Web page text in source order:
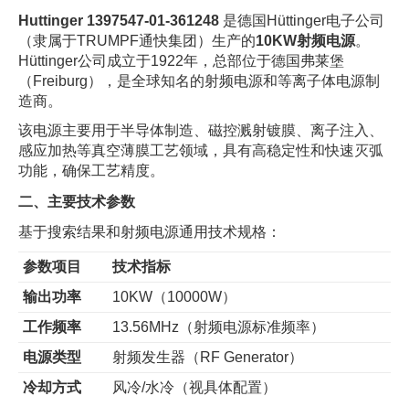
Huttinger 1397547-01-361248 是德国Hüttinger电子公司
（隶属于TRUMPF通快集团）生产的10KW射频电源。
Hüttinger公司成立于1922年，总部位于德国弗莱堡
（Freiburg），是全球知名的射频电源和等离子体电源制
造商。
该电源主要用于半导体制造、磁控溅射镀膜、离子注入、
感应加热等真空薄膜工艺领域，具有高稳定性和快速灭弧
功能，确保工艺精度。
二、主要技术参数
基于搜索结果和射频电源通用技术规格：
参数项目
技术指标
输出功率
10KW（10000W）
工作频率
13.56MHz（射频电源标准频率）
电源类型
射频发生器（RF Generator）
冷却方式
风冷/水冷（视具体配置）